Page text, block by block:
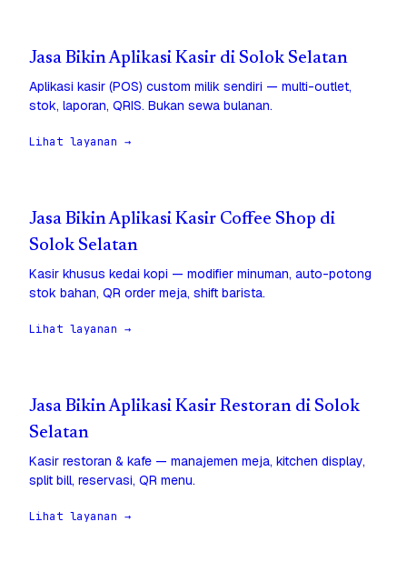
Jasa Bikin Aplikasi Kasir di Solok Selatan
Aplikasi kasir (POS) custom milik sendiri — multi-outlet,
stok, laporan, QRIS. Bukan sewa bulanan.
Lihat layanan →
Jasa Bikin Aplikasi Kasir Coffee Shop di
Solok Selatan
Kasir khusus kedai kopi — modifier minuman, auto-potong
stok bahan, QR order meja, shift barista.
Lihat layanan →
Jasa Bikin Aplikasi Kasir Restoran di Solok
Selatan
Kasir restoran & kafe — manajemen meja, kitchen display,
split bill, reservasi, QR menu.
Lihat layanan →